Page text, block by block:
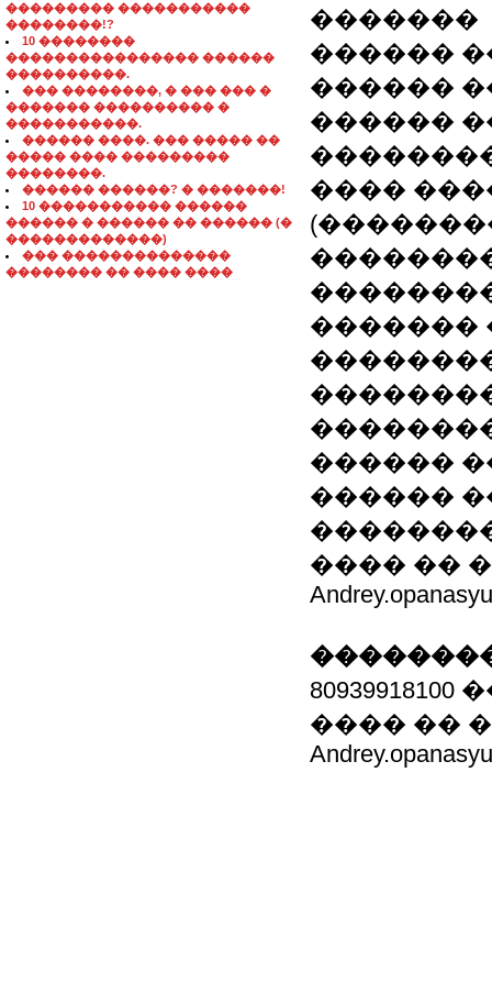
��������� �����������
��������!?
10 ��������
���������������� ������
����������.
��� ��������, � ��� ��� �
������� ���������� �
�����������.
������ ����. ��� ����� ��
����� ���� ���������
��������.
������ ������? � �������!
10 ����������� ������
������ � ������ �� ������ (�
�������������)
��� ��������������
�������� �� ���� ����
�������
������
������
������
����
�������
������
������
��������:
���� ��
���� ��